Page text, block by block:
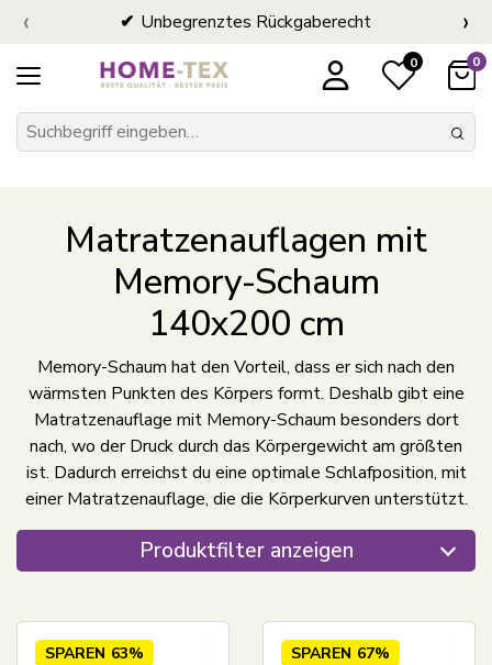
Unbegrenztes Rückgaberecht
‹ ›
0 0
Matratzenauflagen mit
Memory-Schaum
140x200 cm
Memory-Schaum hat den Vorteil, dass er sich nach den
wärmsten Punkten des Körpers formt. Deshalb gibt eine
Matratzenauflage mit Memory-Schaum besonders dort
nach, wo der Druck durch das Körpergewicht am größten
ist. Dadurch erreichst du eine optimale Schlafposition, mit
einer Matratzenauflage, die die Körperkurven unterstützt.
Produktfilter anzeigen
SPAREN 63% SPAREN 67%